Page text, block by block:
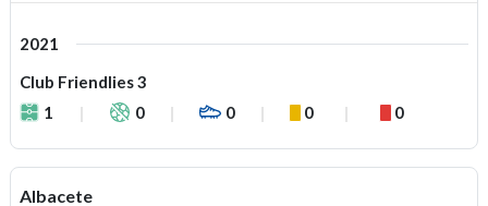
2021
Club Friendlies 3
1
0 0 0 0
Albacete